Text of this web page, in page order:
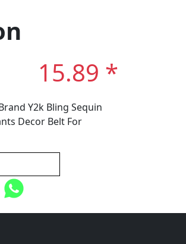
15.89 *
Y2k Bling Sequin
Decor Belt For